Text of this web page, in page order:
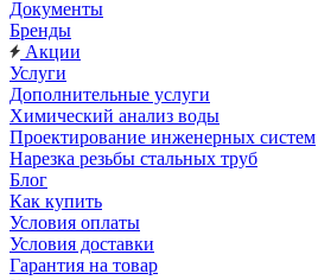
Документы
Бренды
Акции
Услуги
Дополнительные услуги
Химический анализ воды
Проектирование инженерных систем
Нарезка резьбы стальных труб
Блог
Как купить
Условия оплаты
Условия доставки
Гарантия на товар